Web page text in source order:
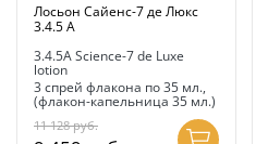
Лосьон Сайенс-7 де Люкс
3.4.5 А
3.4.5A Science-7 de Luxe
lotion
3 спрей флакона по 35 мл.,
(флакон-капельница 35 мл.)
11 128руб.